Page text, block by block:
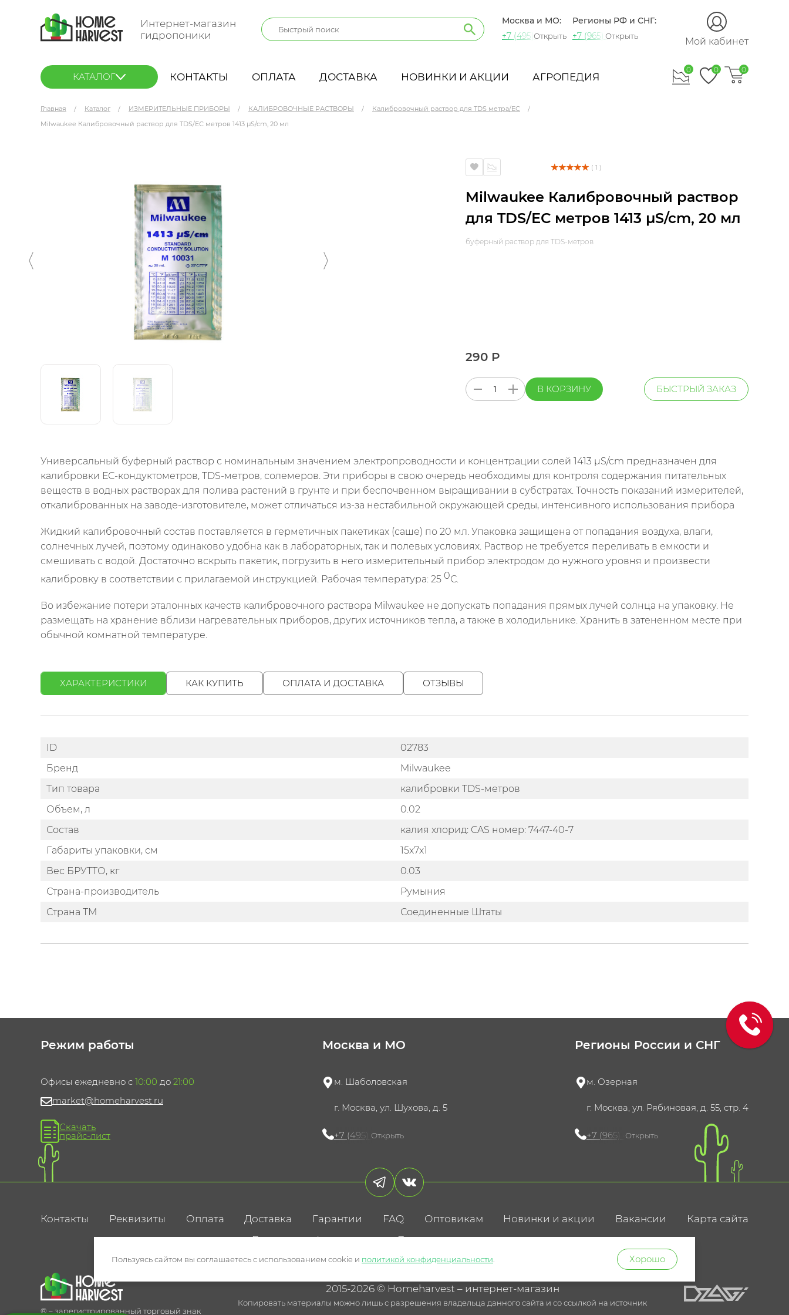
Интернет-магазин
гидропоники
Москва и МО:
+7 (495) 721-60-15
Открыть
Регионы РФ и СНГ:
+7 (965) 420-10-10
Открыть Мой кабинет
КАТАЛОГ КОНТАКТЫ ОПЛАТА ДОСТАВКА НОВИНКИ И АКЦИИ АГРОПЕДИЯ
0 0 0
Главная Каталог ИЗМЕРИТЕЛЬНЫЕ ПРИБОРЫ КАЛИБРОВОЧНЫЕ РАСТВОРЫ
Калибровочный раствор для TDS метра/EC
Milwaukee Калибровочный раствор для TDS/ЕС метров 1413 µS/cm, 20 мл
( 1 )
Milwaukee Калибровочный раствор
для TDS/ЕС метров 1413 µS/cm, 20 мл
буферный раствор для TDS-метров
290 Р
В КОРЗИНУ БЫСТРЫЙ ЗАКАЗ
Универсальный буферный раствор с номинальным значением электропроводности и концентрации солей 1413 µS/cm предназначен для
калибровки ЕС-кондуктометров, TDS-метров, солемеров. Эти приборы в свою очередь необходимы для контроля содержания питательных
веществ в водных растворах для полива растений в грунте и при беспочвенном выращивании в субстратах. Точность показаний измерителей,
откалиброванных на заводе-изготовителе, может отличаться из-за нестабильной окружающей среды, интенсивного использования прибора
Жидкий калибровочный состав поставляется в герметичных пакетиках (саше) по 20 мл. Упаковка защищена от попадания воздуха, влаги,
солнечных лучей, поэтому одинаково удобна как в лабораторных, так и полевых условиях. Раствор не требуется переливать в емкости и
смешивать с водой. Достаточно вскрыть пакетик, погрузить в него измерительный прибор электродом до нужного уровня и произвести
калибровку в соответствии с прилагаемой инструкцией. Рабочая температура: 25 0С.
Во избежание потери эталонных качеств калибровочного раствора Milwaukee не допускать попадания прямых лучей солнца на упаковку. Не
размещать на хранение вблизи нагревательных приборов, других источников тепла, а также в холодильнике. Хранить в затененном месте при
обычной комнатной температуре.
ХАРАКТЕРИСТИКИ КАК КУПИТЬ ОПЛАТА И ДОСТАВКА ОТЗЫВЫ
ID
02783
Бренд
Milwaukee
Тип товара
калибровки TDS-метров
Объем, л
0.02
Состав
калия хлорид: CAS номер: 7447-40-7
Габариты упаковки, см
15х7х1
Вес БРУТТО, кг
0.03
Страна-производитель
Румыния
Страна ТМ
Соединенные Штаты
Режим работы
Офисы ежедневно с 10:00 до 21:00
market@homeharvest.ru
Скачать
прайс-лист
Москва и МО
м. Шаболовская
г. Москва, ул. Шухова, д. 5
+7 (495) 721-60-15
Открыть
Регионы России и СНГ
м. Озерная
г. Москва, ул. Рябиновая, д. 55, стр. 4
+7 (965) 420-10-10
Открыть
Контакты Реквизиты Оплата Доставка Гарантии FAQ Оптовикам Новинки и акции Вакансии Карта сайта
Политика конфиденциальностиПользовательское соглашение
® – зарегистрированный торговый знак
2015-2026 © Homeharvest – интернет-магазин
Копировать материалы можно лишь с разрешения владельца данного сайта и со ссылкой на источник
Пользуясь сайтом вы соглашаетесь с использованием cookie и политикой конфиденциальности Хорошо